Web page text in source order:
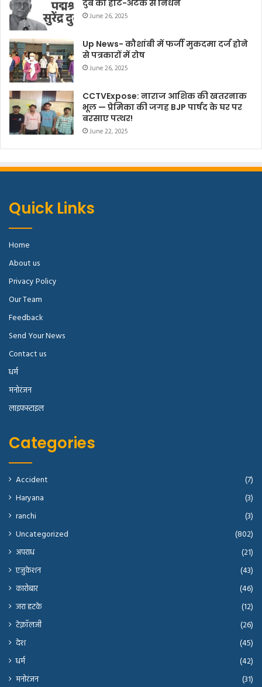
दुबे का हार्ट-अटैक से निधन
June 26, 2025
Up News- कौशांबी में फर्जी मुकदमा दर्ज होने
से पत्रकारों में रोष
June 26, 2025
CCTVExpose: नाराज आशिक की खतरनाक
भूल — प्रेमिका की जगह BJP पार्षद के घर पर
बरसाए पत्थर!
June 22, 2025
Quick Links
Home
About us
Privacy Policy
Our Team
Feedback
Send Your News
Contact us
धर्म
मनोरंजन
लाइफस्टाइल
Categories
Accident
(7)
Haryana
(3)
ranchi
(3)
Uncategorized
(802)
अपराध
(21)
एजुकेशन
(43)
कारोबार
(46)
जरा हटके
(12)
टेक्नॉलजी
(26)
देश
(45)
धर्म
(42)
मनोरंजन
(31)